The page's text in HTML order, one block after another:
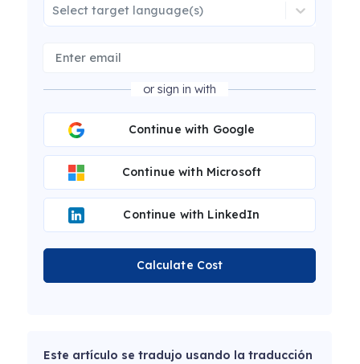
Select target language(s)
or sign in with
Continue with Google
Continue with Microsoft
Continue with LinkedIn
Calculate Cost
Este artículo se tradujo usando la traducción